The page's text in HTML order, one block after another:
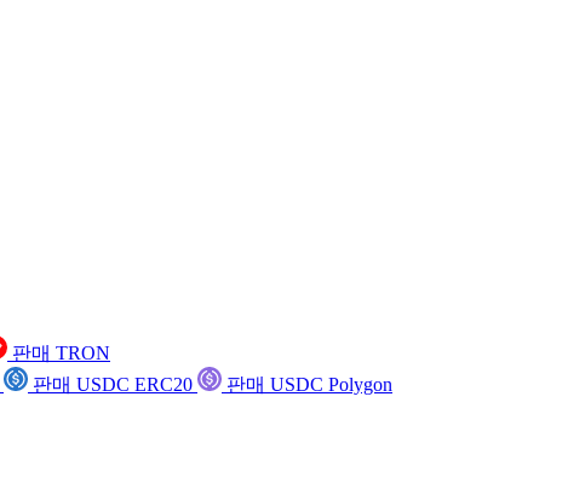
판매 TRON
판매 USDC ERC20
판매 USDC Polygon